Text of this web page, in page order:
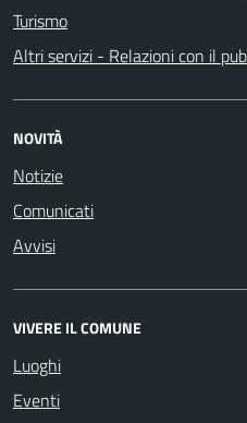
Turismo
Altri servizi - Relazioni con il
NOVITÀ
Notizie
Comunicati
Avvisi
VIVERE IL COMUNE
Luoghi
Eventi